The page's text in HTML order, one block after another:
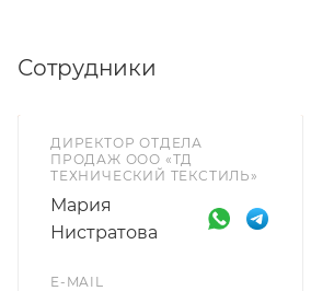
маркировки красками, чернилами
Сотрудники
ДИРЕКТОР ОТДЕЛА
ПРОДАЖ ООО «ТД
ТЕХНИЧЕСКИЙ ТЕКСТИЛЬ»
Мария
Нистратова
E-MAIL